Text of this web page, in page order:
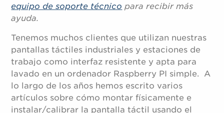
equipo de soporte técnico para recibir más
ayuda.
Tenemos muchos clientes que utilizan nuestras
pantallas táctiles industriales y estaciones de
trabajo como interfaz resistente y apta para
lavado en un ordenador Raspberry PI simple. A
lo largo de los años hemos escrito varios
artículos sobre cómo montar físicamente e
instalar/calibrar la pantalla táctil usando el